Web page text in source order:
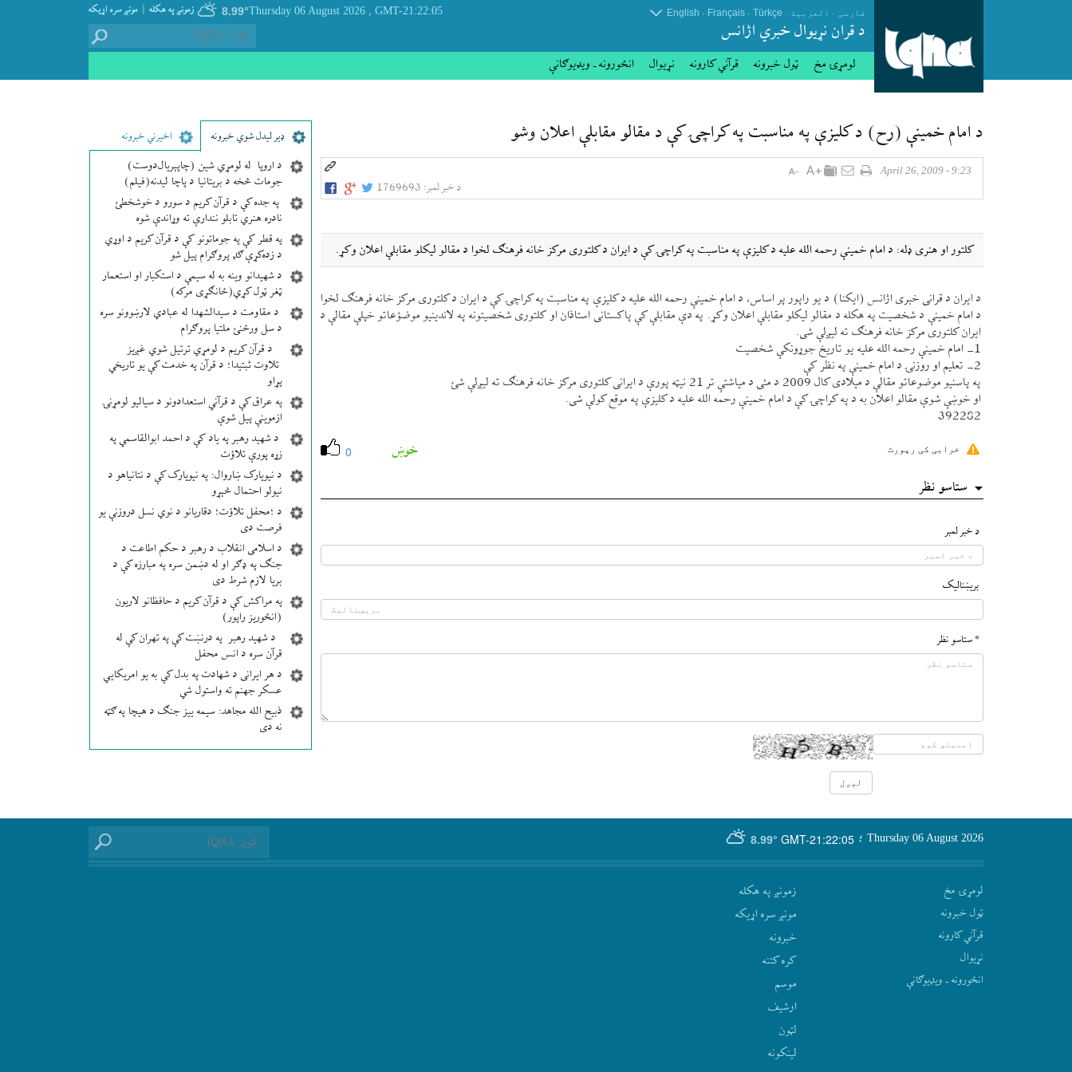
مونږ سره اړيکه | زمونږ په هکله 8.99° GMT-21:22:05
, Thursday 06 August 2026 فارسی . العربیة .
Türkçe
.
Français
.
English
د قران نړيوال خبري اژانس
لومړۍ مخ ټول خبرونه قرآني کارونه نړيوال انځورونه ـ ویډیوګانې
ډير لیدل شوي خبرونه اخیرني خبرونه
د اروپا له لومړي شین (چاپېریال‌دوست)
جومات څخه د بریتانیا د پاچا لیدنه(فیلم)
په جده کې د قرآن کریم د سورو د خوشخطئ
نادره هنري تابلو نندارې ته وړاندې شوه
په قطر کې په جوماتونو کې د قرآن کریم د اوړي
د زده‌کړې ګډ پروګرام پیل شو
د شهیدانو وینه به له سیمې د استکبار او استعمار
ټغر ټول کړي(ځانګړی مرکه)
د مقاومت د سیدالشهدا له عبادي لارښوونو سره
د سل ورځنئ ملتیا پروګرام
د قرآن کریم د لومړي ترتیل شوي غږیز
تلاوت ثبتیدا؛ د قرآن په خدمت کې یو تاریخي
پړاو
په عراق کې د قرآني استعدادونو د سیالیو لومړنۍ
ازموینې پیل شوې
د شهید رهبر په یاد کې د احمد ابوالقاسمي په
زړه پورې تلاؤت
د نیویارک ښاروال: په نیویارک کې د نتانیاهو د
نیولو احتمال څېړو
د ؛محفل تلاؤت؛ دقاریانو د نوي نسل دروزنې یو
فرصت دی
د اسلامی انقلاب د رهبر د حکم اطاعت د
جنګ په ډګر او له دښمن سره په مبارزه کې د
بریا لازم شرط دی
په مراکش کې د قرآن کریم د حافظانو لاریون
(انځوریز راپور)
د شهید رهبر په درنښت کې په تهران کې له
قرآن سره د انس محفل
د هر ایرانی د شهادت په بدل کې به یو امریکایي
عسکر جهنم ته واستول شي
ذبیح الله مجاهد: سیمه ییز جنګ د هیچا په ګټه
نه دی
د امام خمينې (رح) د كليزې په مناسبت په كراچۍ كې د مقالو مقابلې اعلان وشو
9:23 - April 26, 2009
د خبر لمبر: 1769693
كلتور او هنری ډله: د امام خمينې رحمه الله عليه د كليزې په مناسبت په كراچۍ كې د ايران د كلتوری مركز خانه فرهنګ لخوا د مقالو ليكلو مقابلې اعلان وكړ.
د ايران د قرانی خبری اژانس (ايكنا) د يو راپور پر اساس، د امام خمينې رحمه الله عليه د كليزې په مناسبت په كراچۍ كې د ايران د كلتوری مركز خانه فرهنګ لخوا
د امام خمينې د شخصيت په هكله د مقالو ليكلو مقابلې اعلان وكړ. په دې مقابلې كې پاكستانی استاذان او كلتوری شخصيتونه په لاندينيو موضؤعاتو خپلې مقالې د
ايران كلتوری مركز خانه فرهنګ ته لیږلې شی.
1- امام خمينې رحمه الله عليه يو تاريخ جوړونكې شخصيت
2- تعليم او روزنۍ د امام خمينې په نظر كې
په پاسنيو موضوعاتو مقالې د ميلادی كال 2009 د مئی د مياشتې تر 21 نیټه پورې د ايرانی كلتوری مركز خانه فرهنګ ته لیږلې شئ
او خوښې شوې مقالو اعلان به د په كراچۍ كې د امام خمينې رحمه الله عليه د كليزې په موقع كولې شی.
392282
0 خوښ خرابی کی رپورٹ
ستاسو نظر
د خبر لمبر
بريښناليک
* ستاسو نظر
GMT-21:22:05
8.99° Thursday 06 August 2026 ؛
لومړۍ مخ
ټول خبرونه
قرآني کارونه
نړيوال
انځورونه ـ ویډیوګانې
زمونږ په هکله
مونږ سره اړيکه
‫خبرونه
کره کتنه
موسم
ارشيف
لټون
لينکونه